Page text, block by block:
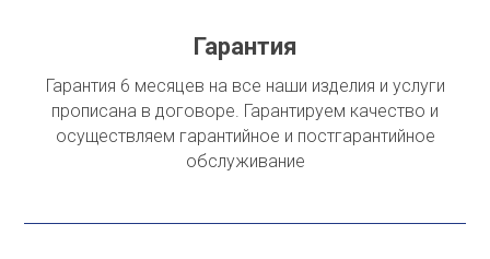
Гарантия
Гарантия 6 месяцев на все наши изделия и услуги
прописана в договоре. Гарантируем качество и
осуществляем гарантийное и постгарантийное
обслуживание